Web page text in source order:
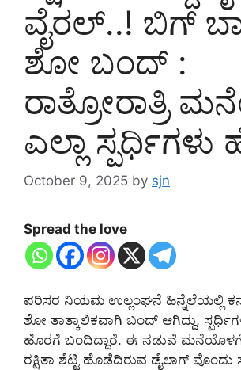
ವೈರಲ್‌..! ಬಿಗ್
ಶೋ ಬಂದ್‌ :
ರಾತ್ರೋರಾತ್ರಿ
ಎಲ್ಲಾ ಸ್ಪರ್ಧಿಗಳು
October 9, 2025 by sjn
Spread the love
ಪರಿಸರ ನಿಯಮ ಉಲ್ಲಂಘನೆ ಹಿನ್ನೆಲೆಯಲ್ಲಿ
ಶೋ ತಾತ್ಕಾಲಿಕವಾಗಿ ಬಂದ್ ಆಗಿದ್ದು,
ಹೊರಗೆ ಬಂದಿದ್ದಾರೆ. ಈ ನಡುವೆ
ರಕ್ಷಿತಾ ಶೆಟ್ಟಿ ಹೊಡೆದಿರುವ ಡೈಲಾಗ್ ವೊಂದು